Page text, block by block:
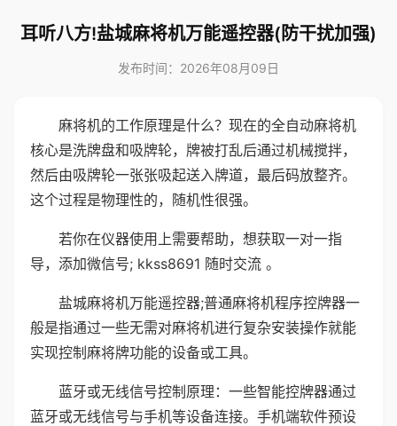
耳听八方!盐城麻将机万能遥控器(防干扰加强)
发布时间：2026年08月09日
麻将机的工作原理是什么？现在的全自动麻将机
核心是洗牌盘和吸牌轮，牌被打乱后通过机械搅拌，
然后由吸牌轮一张张吸起送入牌道，最后码放整齐。
这个过程是物理性的，随机性很强。
若你在仪器使用上需要帮助，想获取一对一指
导，添加微信号; kkss8691 随时交流 。
盐城麻将机万能遥控器;普通麻将机程序控牌器一
般是指通过一些无需对麻将机进行复杂安装操作就能
实现控制麻将牌功能的设备或工具。
蓝牙或无线信号控制原理：一些智能控牌器通过
蓝牙或无线信号与手机等设备连接。手机端软件预设